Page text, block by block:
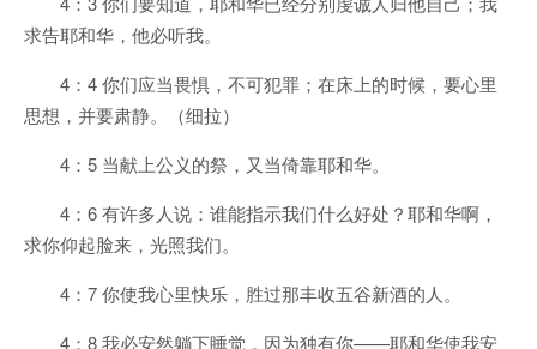
求告耶和华，他必听我。
4：4 你们应当畏惧，不可犯罪；在床上的时候，要心里
思想，并要肃静。（细拉）
4：5 当献上公义的祭，又当倚靠耶和华。
4：6 有许多人说：谁能指示我们什么好处？耶和华啊，
求你仰起脸来，光照我们。
4：7 你使我心里快乐，胜过那丰收五谷新酒的人。
4：8 我必安然躺下睡觉，因为独有你——耶和华使我安